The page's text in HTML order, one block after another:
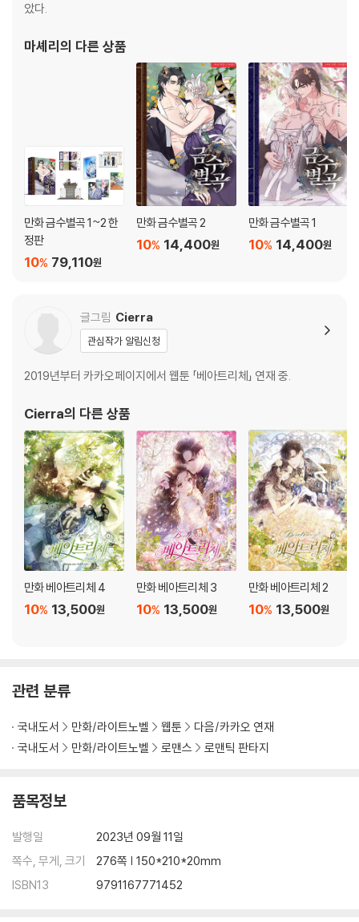
았다.
마셰리 의 다른 상품
만화 금수별곡 1~2 한
정판
79,110원
10%
만화 금수별곡 2
14,400원
10%
만화 금수별곡 1
14,400원
10%
글그림 Cierra
관심작가 알림신청
2019년부터 카카오페이지에서 웹툰 「베아트리체」 연재 중.
Cierra의 다른 상품
만화 베아트리체 4
13,500원
10%
만화 베아트리체 3
13,500원
10%
만화 베아트리체 2
13,500원
10%
관련 분류
국내도서 만화/라이트노벨 웹툰
다음/카카오 연재
국내도서
만화/라이트노벨 로맨스 로맨틱 판타지
품목정보
발행일
2023년 09월 11일
쪽수, 무게, 크기
276쪽 | 150*210*20mm
ISBN13
9791167771452